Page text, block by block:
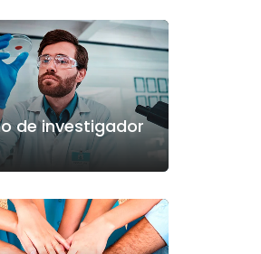
de investigador